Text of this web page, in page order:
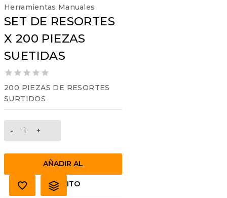
Herramientas Manuales
SET DE RESORTES
X 200 PIEZAS
SUETIDAS
0
out
of
200 PIEZAS DE RESORTES
SURTIDOS
SET
PIEZAS
SUETIDAS
AÑADIR AL
CARRITO